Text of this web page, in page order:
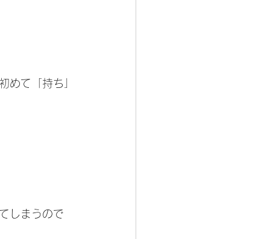
めて「持ち」
しまうので